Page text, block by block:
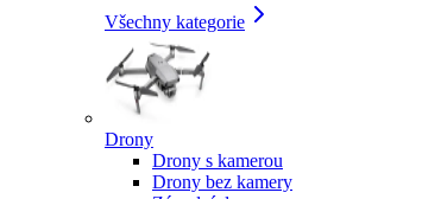
Všechny kategorie
Drony
Drony s kamerou
Drony bez kamery